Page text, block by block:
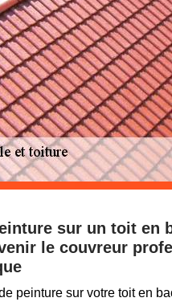
sur un toit en
le couvreur
peinture sur votre toit en